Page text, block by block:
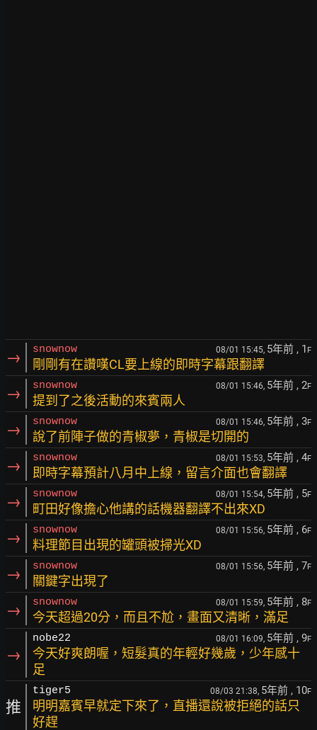
→ snownow 08/01 15:45, 5年前 , 1 F
剛剛有在讚嘆CL要上線的即時字幕跟翻譯
→ snownow 08/01 15:46, 5年前 , 2F
提到了之後活動的來賓兩人
→ snownow 08/01 15:46, 5年前 , 3F
說了前陣子做的青椒夢，青椒是切開的
→ snownow 08/01 15:53, 5年前 , 4F
即時字幕預計八月中上線，留言介面也會翻譯
→ snownow 08/01 15:54, 5年前 , 5F
町田好像擔心他講的話機器翻譯不出來XD
→ snownow 08/01 15:56, 5年前 , 6F
料理節目出現的罐頭被掃光XD
→ snownow 08/01 15:56, 5年前 , 7F
關鍵字出現了
→ snownow 08/01 15:59, 5年前 , 8F
今天超過20分，而且不尬，畫面又清晰，滿足
→
nobe22 08/01 16:09, 5年前 , 9F
今天好爽朗喔，短髮真的年輕好幾歲，少年感十
足
推
tiger5 08/03 21:38, 5年前 , 10F
明明嘉賓早就定下來了，直播還說被拒絕的話只
好趕